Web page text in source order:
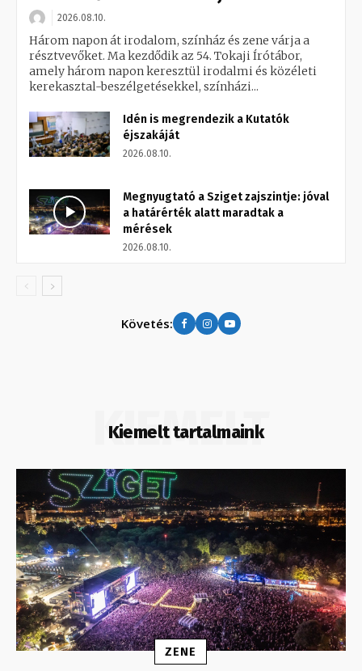
2026.08.10.
Három napon át irodalom, színház és zene várja a
résztvevőket. Ma kezdődik az 54. Tokaji Írótábor,
amely három napon keresztül irodalmi és közéleti
kerekasztal-beszélgetésekkel, színházi...
Idén is megrendezik a Kutatók
éjszakáját
2026.08.10.
Megnyugtató a Sziget zajszintje: jóval
a határérték alatt maradtak a
mérések
2026.08.10.
Követés:
Kiemelt tartalmaink
KIEMELT
ZENE